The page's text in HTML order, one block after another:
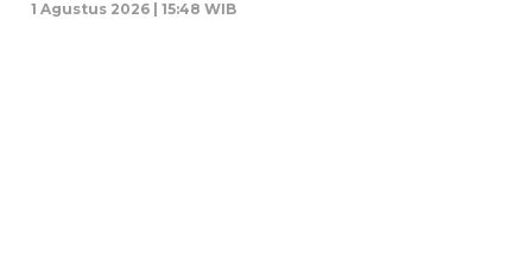
1 Agustus 2026 | 15:48 WIB